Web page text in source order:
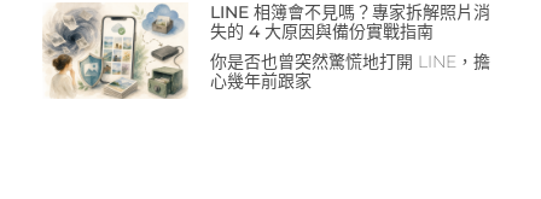
LINE 相簿會不見嗎？專家拆解照片消
失的 4 大原因與備份實戰指南
你是否也曾突然驚慌地打開 LINE，擔
心幾年前跟家